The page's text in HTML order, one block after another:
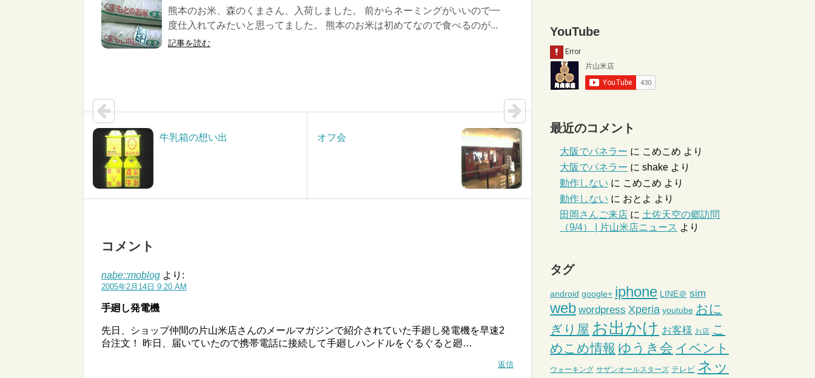
熊本のお米、森のくまさん、入荷しました。 前からネーミングがいいので一
度仕入れてみたいと思ってました。 熊本のお米は初めてなので食べるのが...
記事を読む
牛乳箱の想い出 オフ会
コメント
nabe::moblog より:
2005年2月14日 9:20 AM
手廻し発電機
先日、ショップ仲間の片山米店さんのメールマガジンで紹介されていた手廻し発電機を早速2
台注文！ 昨日、届いていたので携帯電話に接続して手廻しハンドルをぐるぐると廻…
返信
YouTube
最近のコメント
大阪でパネラー に こめこめ より
大阪でパネラー に shake より
動作しない に こめこめ より
動作しない に おとよ より
田岡さんご来店 に 土佐天空の郷訪問
（9/4） | 片山米店ニュース より
タグ
android google+ iphone LINE＠ sim
web wordpress Xperia youtube おに
ぎり屋 お出かけ お客様 お店 こ
めこめ情報 ゆうき会 イベント
ウォーキング サザンオールスターズ テレビ ネッ